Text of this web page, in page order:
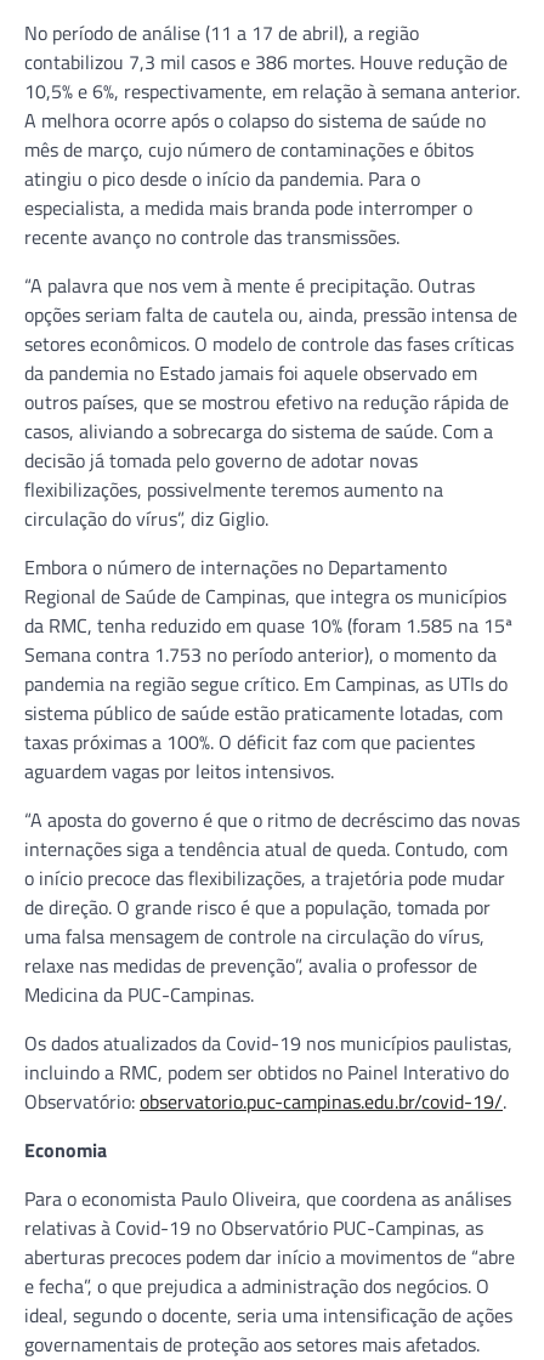
No período de análise (11 a 17 de abril), a região
contabilizou 7,3 mil casos e 386 mortes. Houve redução de
10,5% e 6%, respectivamente, em relação à semana anterior.
A melhora ocorre após o colapso do sistema de saúde no
mês de março, cujo número de contaminações e óbitos
atingiu o pico desde o início da pandemia. Para o
especialista, a medida mais branda pode interromper o
recente avanço no controle das transmissões.
“A palavra que nos vem à mente é precipitação. Outras
opções seriam falta de cautela ou, ainda, pressão intensa de
setores econômicos. O modelo de controle das fases críticas
da pandemia no Estado jamais foi aquele observado em
outros países, que se mostrou efetivo na redução rápida de
casos, aliviando a sobrecarga do sistema de saúde. Com a
decisão já tomada pelo governo de adotar novas
flexibilizações, possivelmente teremos aumento na
circulação do vírus”, diz Giglio.
Embora o número de internações no Departamento
Regional de Saúde de Campinas, que integra os municípios
da RMC, tenha reduzido em quase 10% (foram 1.585 na 15ª
Semana contra 1.753 no período anterior), o momento da
pandemia na região segue crítico. Em Campinas, as UTIs do
sistema público de saúde estão praticamente lotadas, com
taxas próximas a 100%. O déficit faz com que pacientes
aguardem vagas por leitos intensivos.
“A aposta do governo é que o ritmo de decréscimo das novas
internações siga a tendência atual de queda. Contudo, com
o início precoce das flexibilizações, a trajetória pode mudar
de direção. O grande risco é que a população, tomada por
uma falsa mensagem de controle na circulação do vírus,
relaxe nas medidas de prevenção”, avalia o professor de
Medicina da PUC-Campinas.
Os dados atualizados da Covid-19 nos municípios paulistas,
incluindo a RMC, podem ser obtidos no Painel Interativo do
Observatório:observatorio.puc-campinas.edu.br/covid-19/.
Economia
Para o economista Paulo Oliveira, que coordena as análises
relativas à Covid-19 no Observatório PUC-Campinas, as
aberturas precoces podem dar início a movimentos de “abre
e fecha”, o que prejudica a administração dos negócios. O
ideal, segundo o docente, seria uma intensificação de ações
governamentais de proteção aos setores mais afetados.